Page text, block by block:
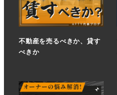
不動産を売るべきか、貸す
べきか